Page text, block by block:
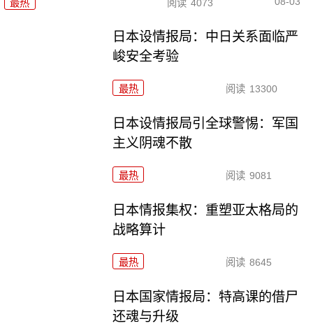
最热 阅读 4073
日本设情报局：中日关系面临严
峻安全考验
最热 阅读 13300
日本设情报局引全球警惕：军国
主义阴魂不散
最热 阅读 9081
日本情报集权：重塑亚太格局的
战略算计
最热 阅读 8645
日本国家情报局：特高课的借尸
还魂与升级